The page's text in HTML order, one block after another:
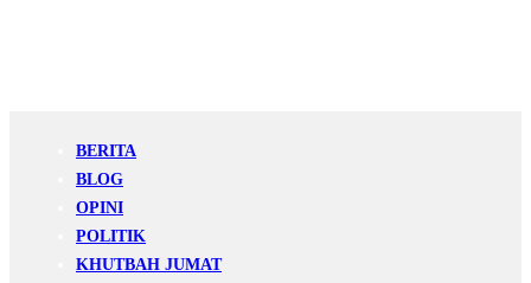
BERITA
BLOG
OPINI
POLITIK
KHUTBAH JUMAT